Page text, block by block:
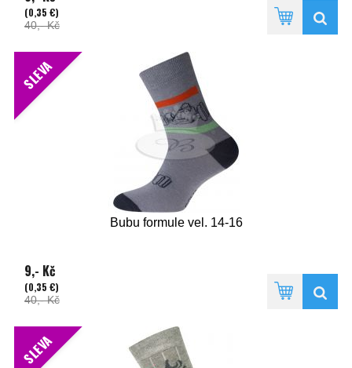
(0,35 €)
40,- Kč
SLEVA
Bubu formule vel. 14-16
9,- Kč
(0,35 €)
40,- Kč
SLEVA